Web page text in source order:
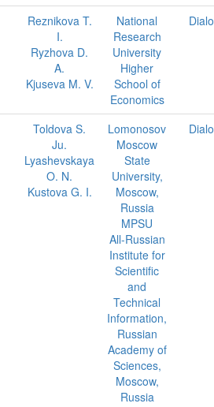
Reznikova T.
I.
Ryzhova D.
A.
Kjuseva M. V.
National
Research
University
Higher
School of
Economics
Toldova S.
Ju.
Lyashevskaya
O. N.
Kustova G. I.
Lomonosov
Moscow
State
University,
Moscow,
Russia
MPSU
All-Russian
Institute for
Scientific
and
Technical
Information,
Russian
Academy of
Sciences,
Moscow,
Russia